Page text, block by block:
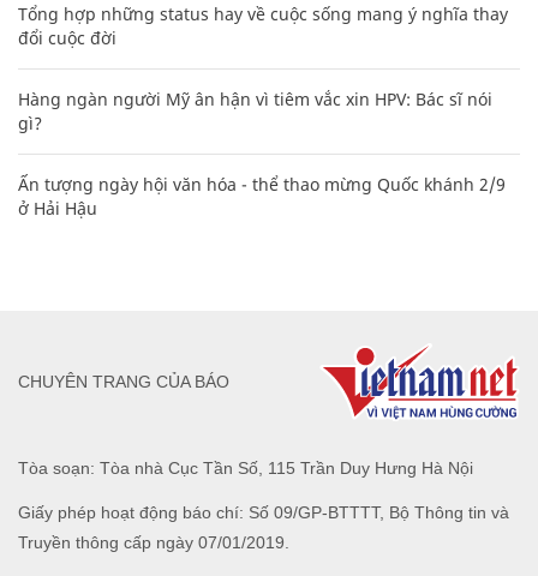
Tổng hợp những status hay về cuộc sống mang ý nghĩa thay
đổi cuộc đời
Hàng ngàn người Mỹ ân hận vì tiêm vắc xin HPV: Bác sĩ nói
gì?
Ấn tượng ngày hội văn hóa - thể thao mừng Quốc khánh 2/9
ở Hải Hậu
Tòa soạn: Tòa nhà Cục Tần Số, 115 Trần Duy Hưng Hà Nội
Giấy phép hoạt động báo chí: Số 09/GP-BTTTT, Bộ Thông tin và
Truyền thông cấp ngày 07/01/2019.
CHUYÊN TRANG CỦA BÁO